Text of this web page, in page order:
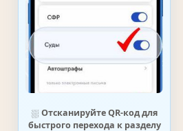
⛆ Отсканируйте QR-код для
быстрого перехода к разделу